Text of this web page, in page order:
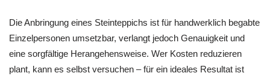
Die Anbringung eines Steinteppichs ist für handwerklich begabte
Einzelpersonen umsetzbar, verlangt jedoch Genauigkeit und
eine sorgfältige Herangehensweise. Wer Kosten reduzieren
plant, kann es selbst versuchen – für ein ideales Resultat ist